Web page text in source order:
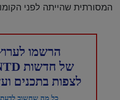
המסורתית שהייתה לפני
הרשמו
של חדשות NTD עברית כדי
לצפות בתכנים
כל מה שחשוב